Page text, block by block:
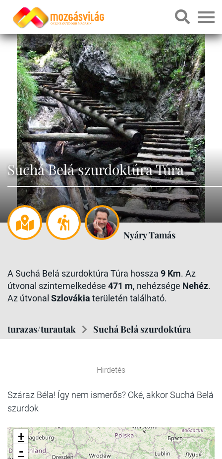
Suchá Belá szurdoktúra Túra
Nyáry Tamás
A Suchá Belá szurdoktúra Túra hossza 9 Km. Az
útvonal szintemelkedése 471 m, nehézsége Nehéz.
Az útvonal Szlovákia területén található.
turazas/turautak Suchá Belá szurdoktúra
Hirdetés
Száraz Béla! Így nem ismerős? Oké, akkor Suchá Belá
szurdok
+
-